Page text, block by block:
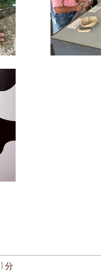
分